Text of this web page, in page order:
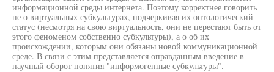
информационной среды интернета. Поэтому корректнее говорить
не о виртуальных субкультурах, подчеркивая их онтологический
статус (несмотря на свою виртуальность, они не перестают быть от
этого феноменом собственно субкультуры), а о об их
происхождении, которым они обязаны новой коммуникационной
среде. В связи с этим представляется оправданным введение в
научный оборот понятия "информогенные субкультуры".